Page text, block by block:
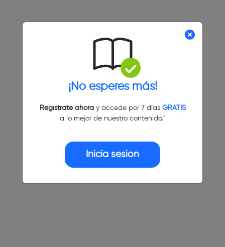
¡No esperes más!
Regístrate ahoray accede por 7 días GRATIS
a lo mejor de nuestro contenido."
Inicia sesión